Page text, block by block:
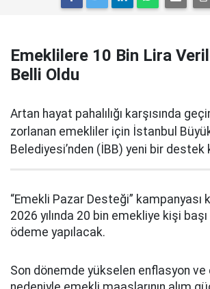
Emeklilere 10 Bin Lira
Belli Oldu
Artan hayat pahalılığı karşısında
zorlanan emekliler için İstanbul
Belediyesi’nden (İBB) yeni bir destek
“Emekli Pazar Desteği” kampanyası
2026 yılında 20 bin emekliye kişi
ödeme yapılacak.
Son dönemde yükselen enflasyon